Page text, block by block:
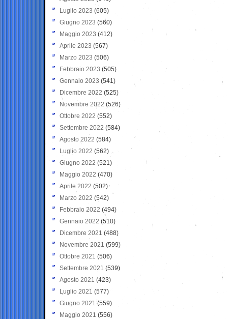
Luglio 2023 (605)
Giugno 2023 (560)
Maggio 2023 (412)
Aprile 2023 (567)
Marzo 2023 (506)
Febbraio 2023 (505)
Gennaio 2023 (541)
Dicembre 2022 (525)
Novembre 2022 (526)
Ottobre 2022 (552)
Settembre 2022 (584)
Agosto 2022 (584)
Luglio 2022 (562)
Giugno 2022 (521)
Maggio 2022 (470)
Aprile 2022 (502)
Marzo 2022 (542)
Febbraio 2022 (494)
Gennaio 2022 (510)
Dicembre 2021 (488)
Novembre 2021 (599)
Ottobre 2021 (506)
Settembre 2021 (539)
Agosto 2021 (423)
Luglio 2021 (577)
Giugno 2021(559)
Maggio 2021 (556)